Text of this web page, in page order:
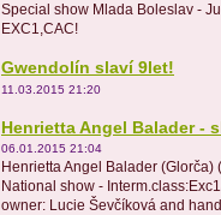
Special show Mlada Boleslav -
EXC1,CAC!
Gwendolín slaví 9let!
11.03.2015 21:20
Henrietta Angel Balader -
06.01.2015 21:04
Henrietta Angel Balader
National show -
owner: Lucie Ševčíková and